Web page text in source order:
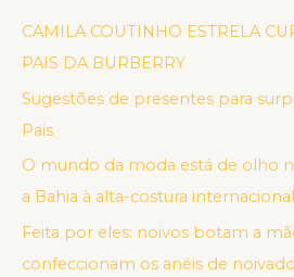
CAMILA COUTINHO ESTRELA
PAIS DA BURBERRY
Sugestões de presentes para
Pais
O mundo da moda está de olho
a Bahia à alta-costura internacional
Feita por eles: noivos botam a
confeccionam os anéis de